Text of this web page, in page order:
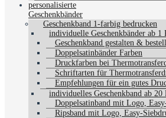
personalisierte
Geschenkbänder
Geschenkband 1-farbig bedrucken
individuelle Geschenkbänder ab 1
Geschenkband gestalten &
Doppelsatinbänder Farben
Druckfarben bei
Schriftarten für
Empfehlungen für ein gutes
individuelles Geschenkband ab 20
Doppelsatinband mit Logo,
Ripsband mit Logo, Easy-